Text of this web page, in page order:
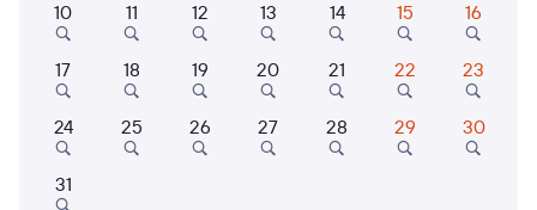
10 11 12 13 14 15 16
17 18 19 20 21 22 23
24 25 26 27 28 29 30
31